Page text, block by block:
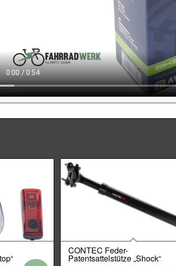
CONTEC Feder-
Patentsattelstütze „Shock“